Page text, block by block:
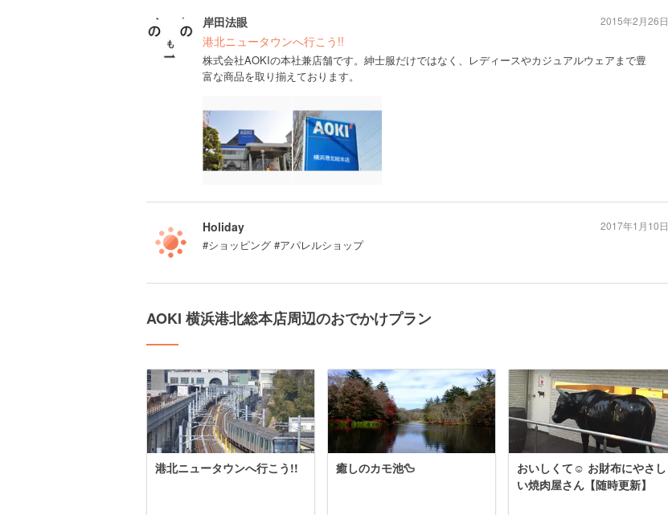
岸田法眼
港北ニュータウンへ行こう!!
株式会社AOKIの本社兼店舗です。紳士服だけではなく、レディースやカジュアルウェアまで豊
富な商品を取り揃えております。
2015年2月26日
Holiday
#ショッピング #アパレルショップ
2017年1月10日
AOKI 横浜港北総本店周辺のおでかけプラン
港北ニュータウンへ行こう!! 癒しのカモ池🦆
おいしくて☺︎ お財布にやさし
い焼肉屋さん【随時更新】